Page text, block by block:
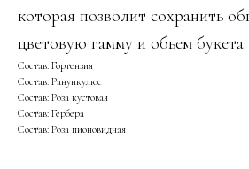
которая позволит сохранить
цветовую гамму и обьем букета.
Состав: Гортензия
Состав: Ранункулюс
Состав: Роза кустовая
Состав: Гербера
Состав: Роза пионовидная